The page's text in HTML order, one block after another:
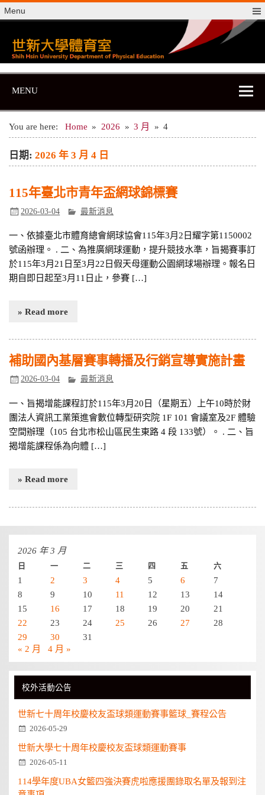
Skip
to
content
Menu
世新大學體育室
世新大學體育室
MENU
You are here: Home 2026 3 月 4
日期:2026 年 3 月 4 日
115年臺北市青年盃網球錦標賽
2026-03-04 最新消息
一、依據臺北市體育總會網球協會115年3月2日耀字第1150002
號函辦理。 . 二、為推廣網球運動，提升競技水準，旨揭賽事訂
於115年3月21日至3月22日假天母運動公園網球場辦理。報名日
期自即日起至3月11日止，參賽 […]
» Read more
補助國內基層賽事轉播及行銷宣導實施計畫
2026-03-04 最新消息
一、旨揭增能課程訂於115年3月20日（星期五）上午10時於財
團法人資訊工業策進會數位轉型研究院 1F 101 會議室及2F 體驗
空間辦理（105 台北市松山區民生東路 4 段 133號）。 . 二、旨
揭增能課程係為向體 […]
» Read more
2026 年 3 月
日 一 二 三 四 五 六
1 2 3 4 5 6
7
8
9 10 11 12 13
14
15
16 17 18 19 20
21
22
23 24 25 26 27
28
29
30
31
« 2 月
4 月 »
校外活動公告
世新七十周年校慶校友盃球類運動賽事籃球_賽程公告
2026-05-29
世新大學七十周年校慶校友盃球類運動賽事
2026-05-11
114學年度UBA女籃四強決賽虎啦應援團錄取名單及報到注